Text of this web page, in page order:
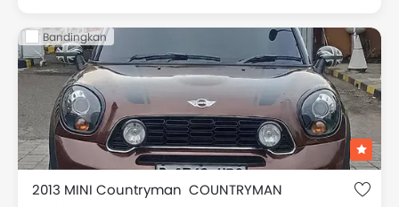
Bandingkan
2013 MINI Countryman COUNTRYMAN